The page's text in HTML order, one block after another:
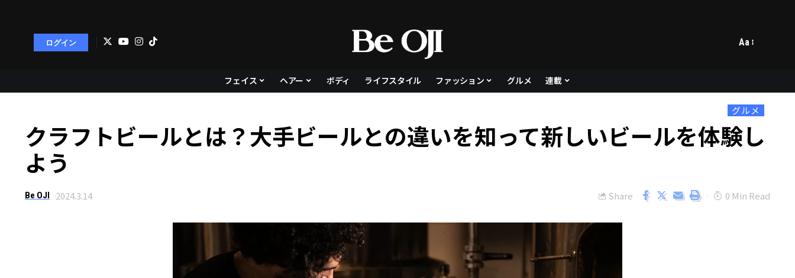
ログイン Aa
フェイス ヘアー ボディ ライフスタイル ファッション グルメ 連載
グルメ
クラフトビールとは？大手ビールとの違いを知って新しいビールを体験し
よう
Be OJI 2024.3.14 Share 0 Min Read